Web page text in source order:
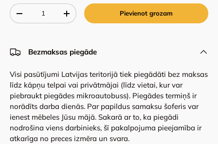
Qty
-
+ Pievienot grozam
Bezmaksas piegāde
Visi pasūtījumi Latvijas teritorijā tiek piegādāti bez maksas
līdz kāpņu telpai vai privātmājai (līdz vietai, kur var
piebraukt piegādes mikroautobuss). Piegādes termiņš ir
norādīts darba dienās. Par papildus samaksu šoferis var
ienest mēbeles Jūsu mājā. Sakarā ar to, ka piegādi
nodrošina viens darbinieks, šī pakalpojuma pieejamība ir
atkarīga no preces izmēra un svara.